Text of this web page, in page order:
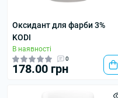
Оксидант для фарби 3%
KODI
В наявності
0
178.00 грн